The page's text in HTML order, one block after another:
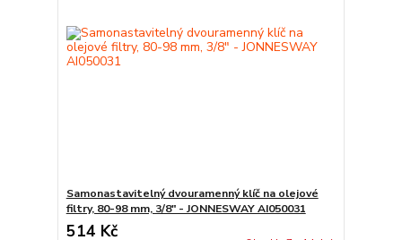
Samonastavitelný dvouramenný klíč na olejové
filtry, 80-98 mm, 3/8" - JONNESWAY AI050031
514 Kč